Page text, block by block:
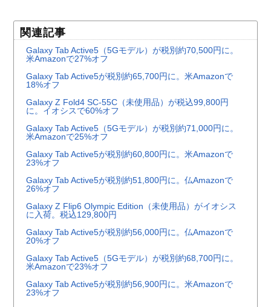
関連記事
Galaxy Tab Active5（5Gモデル）が税別約70,500円に。
米Amazonで27%オフ
Galaxy Tab Active5が税別約65,700円に。米Amazonで
18%オフ
Galaxy Z Fold4 SC-55C（未使用品）が税込99,800円
に。イオシスで60%オフ
Galaxy Tab Active5（5Gモデル）が税別約71,000円に。
米Amazonで25%オフ
Galaxy Tab Active5が税別約60,800円に。米Amazonで
23%オフ
Galaxy Tab Active5が税別約51,800円に。仏Amazonで
26%オフ
Galaxy Z Flip6 Olympic Edition（未使用品）がイオシス
に入荷。税込129,800円
Galaxy Tab Active5が税別約56,000円に。仏Amazonで
20%オフ
Galaxy Tab Active5（5Gモデル）が税別約68,700円に。
米Amazonで23%オフ
Galaxy Tab Active5が税別約56,900円に。米Amazonで
23%オフ